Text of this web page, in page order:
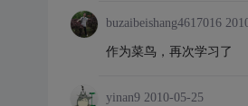
buzaibeishang4617016
作为菜鸟，再次学习了
yinan9 2010-05-25